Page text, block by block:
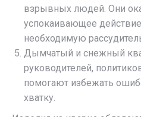
взрывных людей. Они
успокаивающее
необходимую
Дымчатый и снежный
руководителей,
помогают избежать
хватку.